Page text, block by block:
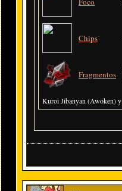
Chips
Fragmentos
Kuroi Jibanyan (Awoken)